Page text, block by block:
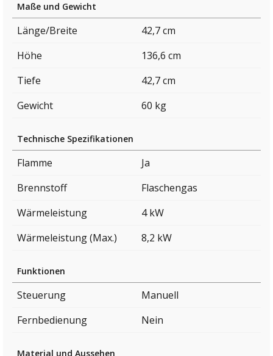
Maße und Gewicht
Länge/Breite
42,7 cm
Höhe
136,6 cm
Tiefe
42,7 cm
Gewicht
60 kg
Technische Spezifikationen
Flamme
Ja
Brennstoff
Flaschengas
Wärmeleistung
4 kW
Wärmeleistung (Max.)
8,2 kW
Funktionen
Steuerung
Manuell
Fernbedienung
Nein
Material und Aussehen